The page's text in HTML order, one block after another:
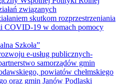
związanych
skutkom rozprzestrzeniania
COVID-19 w domach pomocy
Szkoła”
e-usług publicznych-
samorządów gmin
powiatów chełmskiego
oraz gmin Janów Podlaski